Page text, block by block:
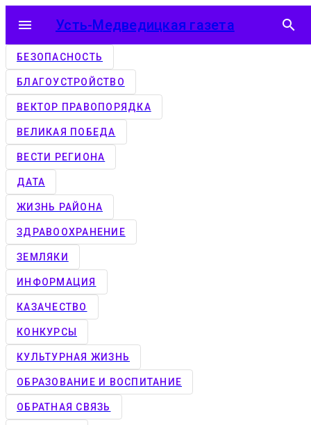
menu Усть-Медведицкая газета search
БЕЗОПАСНОСТЬ
БЛАГОУСТРОЙСТВО
ВЕКТОР ПРАВОПОРЯДКА
ВЕЛИКАЯ ПОБЕДА
ВЕСТИ РЕГИОНА
ДАТА
ЖИЗНЬ РАЙОНА
ЗДРАВООХРАНЕНИЕ
ЗЕМЛЯКИ
ИНФОРМАЦИЯ
КАЗАЧЕСТВО
КОНКУРCЫ
КУЛЬТУРНАЯ ЖИЗНЬ
ОБРАЗОВАНИЕ И ВОСПИТАНИЕ
ОБРАТНАЯ СВЯЗЬ